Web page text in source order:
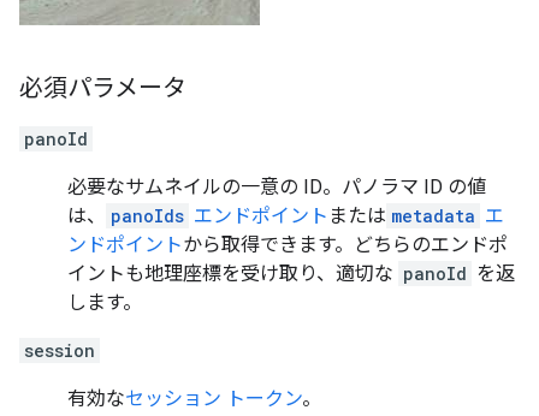
必須パラメータ
panoId
必要なサムネイルの一意の ID。パノラマ ID の値
は、
panoIds エンドポイント または metadata エ
ンドポイントから取得できます。どちらのエンドポ
イントも地理座標を受け取り、適切な panoId を返
します。
session
有効なセッション トークン。